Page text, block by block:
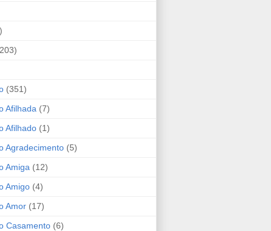
(351)
Afilhada (7)
Afilhado (1)
Agradecimento (5)
Amiga (12)
Amigo (4)
Amor (17)
Casamento (6)